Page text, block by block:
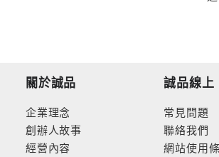
關於誠品
企業理念
創辦人故事
經營內容
誠品線上
常見問題
聯絡我們
網站使用